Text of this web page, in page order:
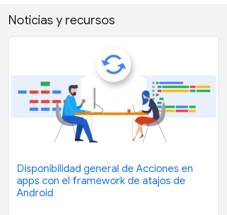
Noticias y recursos
Disponibilidad general de Acciones en
apps con el framework de atajos de
Android